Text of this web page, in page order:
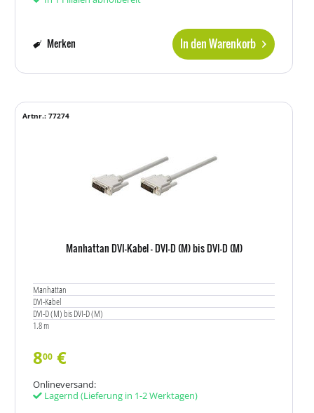
In den Warenkorb
Merken
Manhattan DVI-Kabel - DVI-D (M) bis DVI-D (M)
Manhattan
DVI-Kabel
DVI-D (M) bis DVI-D (M)
1.8 m
Artnr.: 77274
800 €
Onlineversand:
Lagernd (Lieferung in 1-2 Werktagen)